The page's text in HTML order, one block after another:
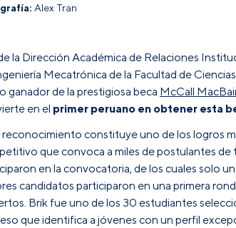
Alex Tran
la Dirección Académica de Relaciones
Mecatrónica de la Facultad de
ganador de la prestigiosa beca McCall
en el primer peruano en obtener esta
reconocimiento constituye uno de los logros
que convoca a miles de postulantes de
en la convocatoria, de los cuales solo
candidatos participaron en una primera
Brik fue uno de los 30 estudiantes
que identifica a jóvenes con un perfil